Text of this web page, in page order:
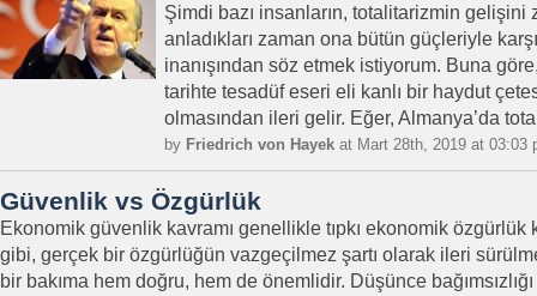
Şimdi bazı insanların, totalitarizmin gelişini
anladıkları zaman ona bütün güçleriyle
inanışından söz etmek istiyorum. Buna
tarihte tesadüf eseri eli kanlı bir haydut
olmasından ileri gelir. Eğer, Almanya’da
by Friedrich von Hayek at Mart 28th, 2019 at 03:03
Güvenlik vs Özgürlük
Ekonomik güvenlik kavramı genellikle tıpkı ekonomik özgürlük
gibi, gerçek bir özgürlüğün vazgeçilmez şartı olarak ileri
bir bakıma hem doğru, hem de önemlidir. Düşünce